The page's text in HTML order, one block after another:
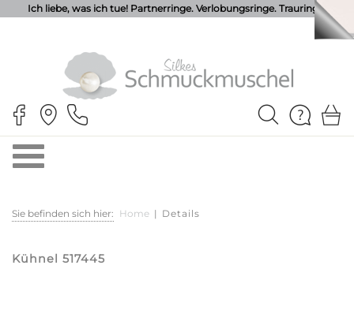
Ich liebe, was ich tue! Partnerringe. Verlobungsringe. Trauringe.
Sie befinden sich hier: Home | Details
Kühnel 517445